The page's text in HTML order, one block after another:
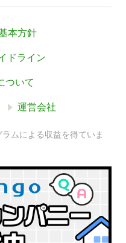
本方針
ドライン
ついて
運営会社
ムによる収益を得ていま